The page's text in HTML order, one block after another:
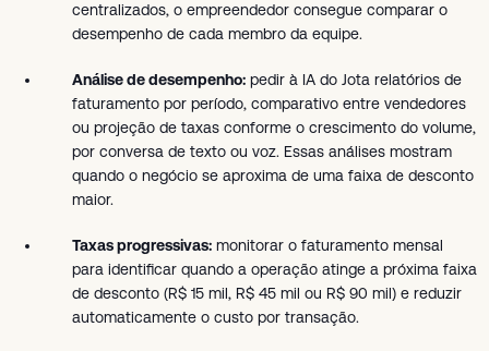
centralizados, o empreendedor consegue comparar o
desempenho de cada membro da equipe.
Análise de desempenho: pedir à IA do Jota relatórios de
faturamento por período, comparativo entre vendedores
ou projeção de taxas conforme o crescimento do volume,
por conversa de texto ou voz. Essas análises mostram
quando o negócio se aproxima de uma faixa de desconto
maior.
Taxas progressivas: monitorar o faturamento mensal
para identificar quando a operação atinge a próxima faixa
de desconto (R$ 15 mil, R$ 45 mil ou R$ 90 mil) e reduzir
automaticamente o custo por transação.